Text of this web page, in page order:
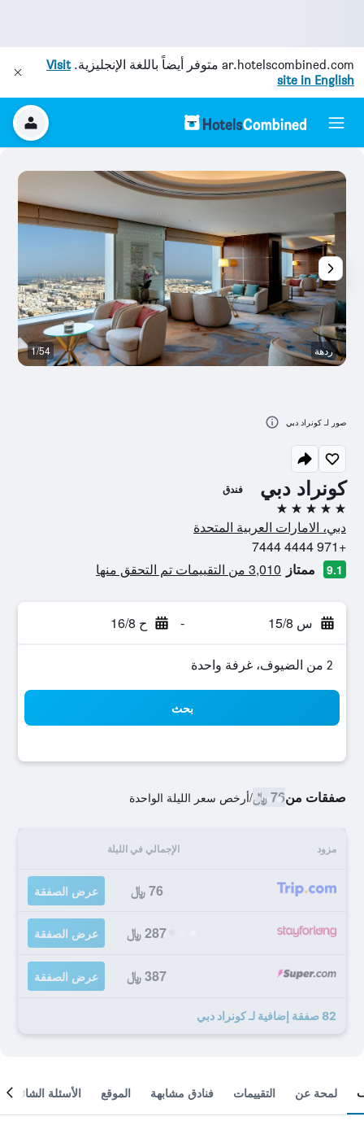
ar.hotelscombined.com متوفر أيضاً باللغة الإنجليزية.Visit
site in English
كونراد دبي فندق
5 نجوم
دبي، الامارات العربية المتحدة
+971 4444 7444
9.1 ممتاز 3,010 من التقييمات تم التحقق منها
س 15/8 - ح 16/8
2 من الضيوف، غرفة واحدة
بحث
صفقات من76 ﷼ /أرخص سعر الليلة الواحدة
مزود الإجمالي في الليلة
76 ﷼ عرض الصفقة
287 ﷼ عرض الصفقة
387 ﷼ عرض الصفقة
82 صفقة إضافية لـ كونراد دبي
ردهة 1/54
صور لـ كونراد دبي
لمحة عن التقييمات فنادق مشابهة الموقع الأسئلة الشائعة